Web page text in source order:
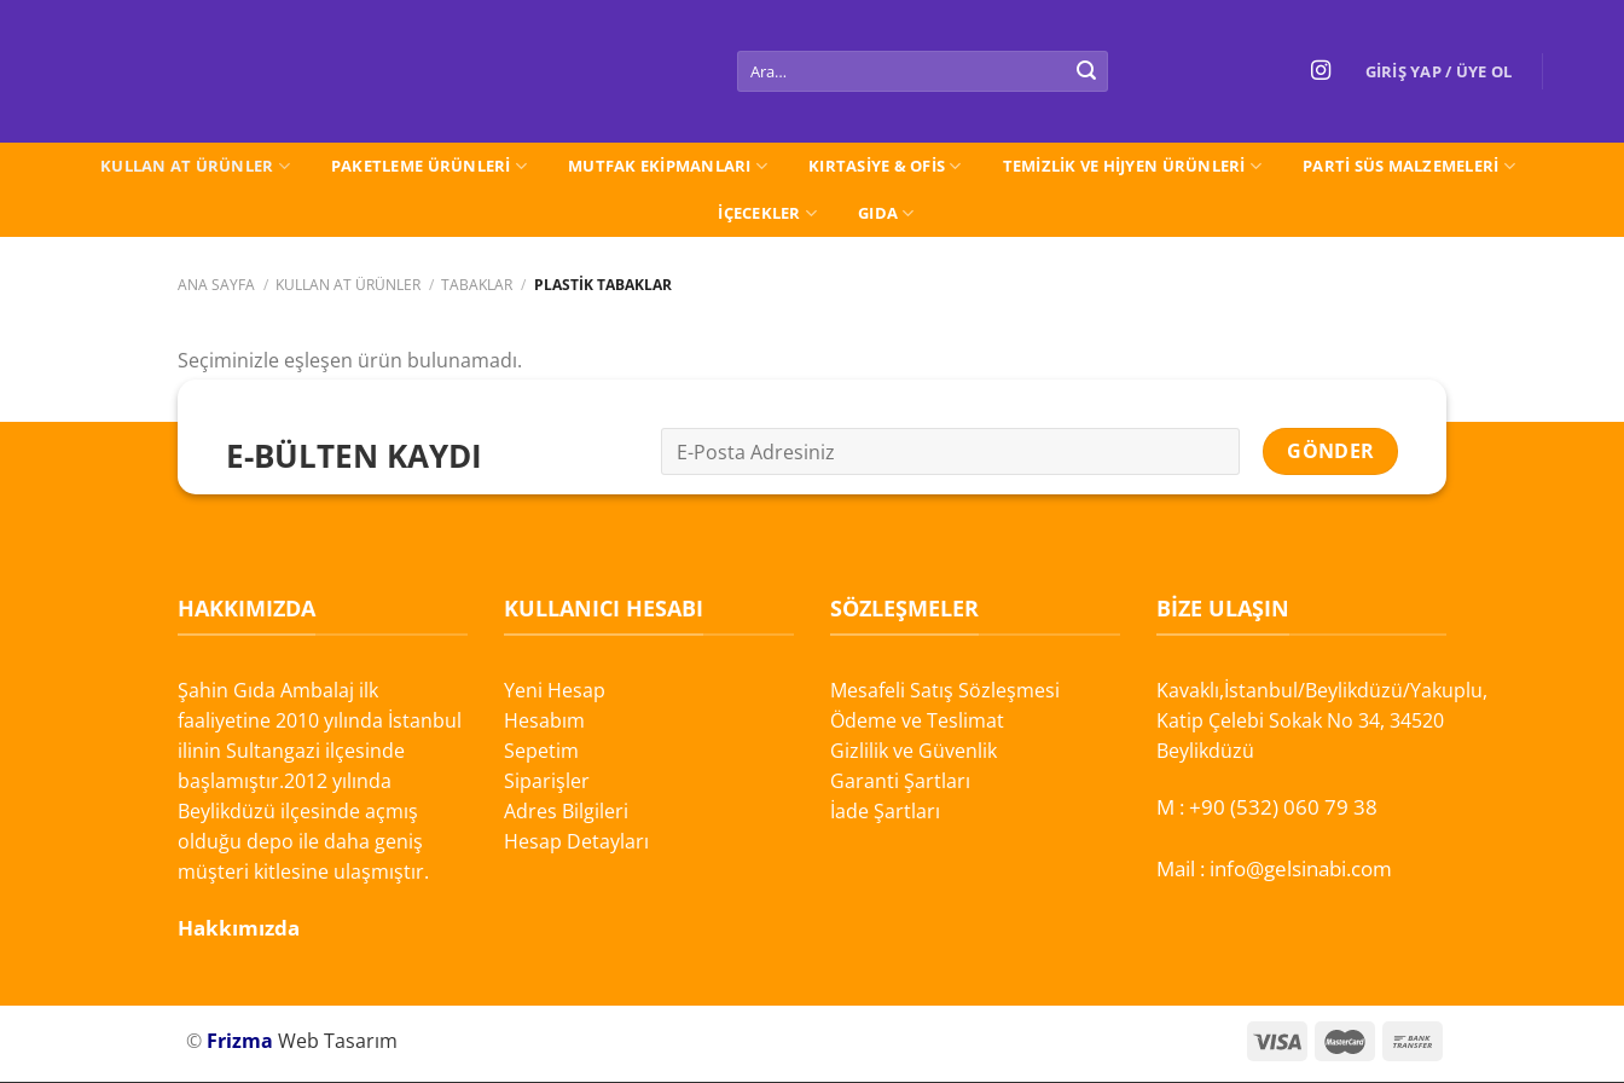
Ara: GIRIŞ YAP / ÜYE OL
KULLAN AT ÜRÜNLER PAKETLEME ÜRÜNLERİ MUTFAK EKİPMANLARI KIRTASİYE & OFİS TEMİZLİK VE HİJYEN ÜRÜNLERİ PARTI SÜS MALZEMELERİ
İÇECEKLER GIDA
ANA SAYFA / KULLAN AT ÜRÜNLER / TABAKLAR / PLASTİK TABAKLAR
Seçiminizle eşleşen ürün bulunamadı.
E-BÜLTEN KAYDI
HAKKIMIZDA
Şahin Gıda Ambalaj ilk
faaliyetine 2010 yılında İstanbul
ilinin Sultangazi ilçesinde
başlamıştır.2012 yılında
Beylikdüzü ilçesinde açmış
olduğu depo ile daha geniş
müşteri kitlesine ulaşmıştır.
Hakkımızda
KULLANICI HESABI
Yeni Hesap
Hesabım
Sepetim
Siparişler
Adres Bilgileri
Hesap Detayları
SÖZLEŞMELER
Mesafeli Satış Sözleşmesi
Ödeme ve Teslimat
Gizlilik ve Güvenlik
Garanti Şartları
İade Şartları
BIZE ULAŞIN
Kavaklı,İstanbul/Beylikdüzü/Yakuplu,
Katip Çelebi Sokak No 34, 34520
Beylikdüzü
M :+90 (532) 060 79 38
Mail : info@gelsinabi.com
© Frizma Web Tasarım